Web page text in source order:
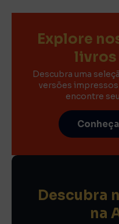
Explore
Descubra uma
versões impressos
encontre
Descubra
na